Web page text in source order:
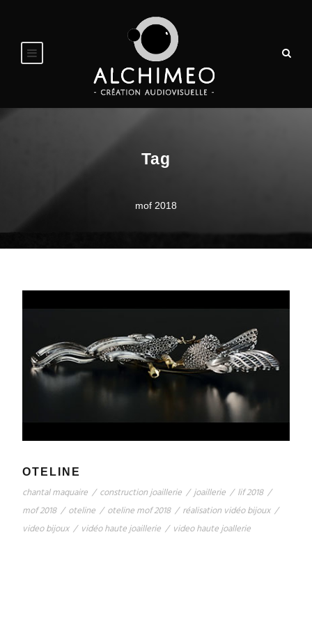
Tag
mof 2018
OTELINE
chantal maquaire / construction joaillerie / joaillerie / lif 2018 /
mof 2018 / oteline / oteline mof 2018 / réalisation vidéo bijoux /
video bijoux / vidéo haute joaillerie / video haute joallerie